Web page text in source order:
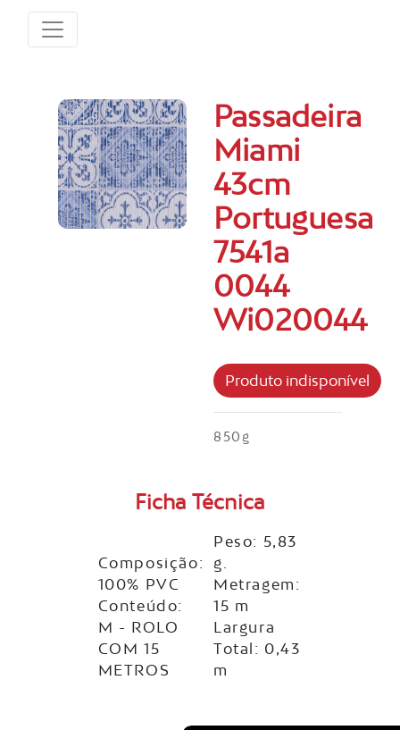
Passadeira
Miami
43cm
Portuguesa
7541a
0044
Wi020044
850g
Ficha Técnica
Composição:
100% PVC
Conteúdo:
M - ROLO
COM 15
METROS
Peso: 5,83
g.
Metragem:
15 m
Largura
Total: 0,43
m